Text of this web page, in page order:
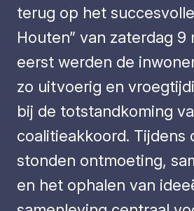
terug op het
Houten” van zaterdag 9
eerst werden de
zo uitvoerig en
bij de totstandkoming
coalitieakkoord. Tijdens
stonden ontmoeting,
en het ophalen van